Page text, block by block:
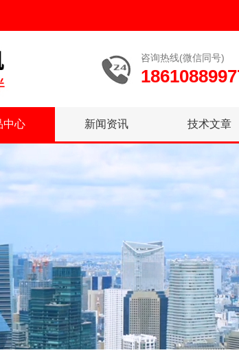
咨询热线(微信同号)
中心 新闻资讯 技术文章